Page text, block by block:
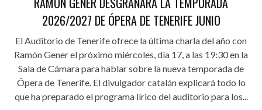
2026/2027 DE ÓPERA DE TENERIFE JUNIO
El Auditorio de Tenerife ofrece la última charla del año con
Ramón Gener el próximo miércoles, día 17, a las 19:30 en la
Sala de Cámara para hablar sobre la nueva temporada de
Ópera de Tenerife. El divulgador catalán explicará todo lo
que ha preparado el programa lírico del auditorio para los...